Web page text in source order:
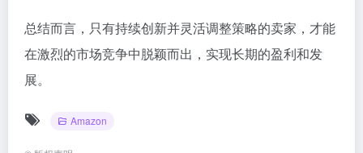
总结而言，只有持续创新并灵活调整策略的卖家，才能
在激烈的市场竞争中脱颖而出，实现长期的盈利和发
展。
Amazon